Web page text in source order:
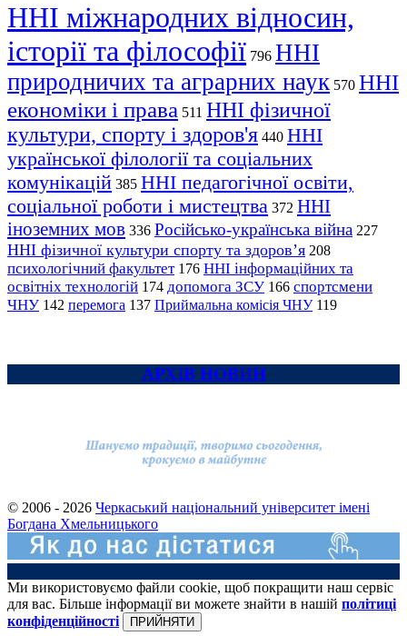
ННІ міжнародних відносин,
історії та філософії 796 ННІ
природничих та аграрних наук 570 ННІ
економіки і права 511 ННІ фізичної
культури, спорту і здоров'я 440 ННІ
української філології та соціальних
комунікацій 385 ННІ педагогічної освіти,
соціальної роботи і мистецтва 372 ННІ
іноземних мов 336 Російсько-українська війна 227
ННІ фізичної культури спорту та здоров’я 208
психологічний факультет 176 ННІ інформаційних та
освітніх технологій 174 допомога ЗСУ 166 спортсмени
ЧНУ 142 перемога 137 Приймальна комісія ЧНУ 119
АРХІВ НОВИН
© 2006 - 2026 Черкаський національний університет імені
Богдана Хмельницького
Ми використовуємо файли cookie, щоб покращити наш сервіс
для вас. Більше інформації ви можете знайти в нашій політиці
конфіденційності
ПРИЙНЯТИ